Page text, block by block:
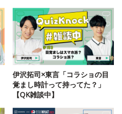
伊沢拓司×東言「コラショの目
覚まし時計って持ってた？」
【QK雑談中】